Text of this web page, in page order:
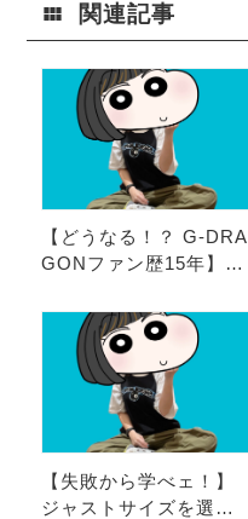
関連記事
【どうなる！？ G-DRA
GONファン歴15年】現
が送るジヨンオススメ
ソング4選！！
【失敗から学べェ！】
ジャストサイズを選ん